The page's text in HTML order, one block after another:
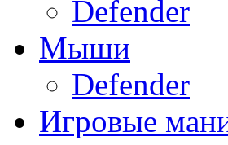
Defender
Мыши
Defender
Игровые